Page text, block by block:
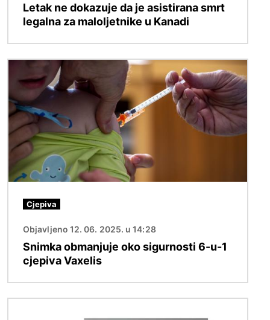
Letak ne dokazuje da je asistirana smrt
legalna za maloljetnike u Kanadi
Cjepiva
Objavljeno 12. 06. 2025. u 14:28
Snimka obmanjuje oko sigurnosti 6-u-1
cjepiva Vaxelis